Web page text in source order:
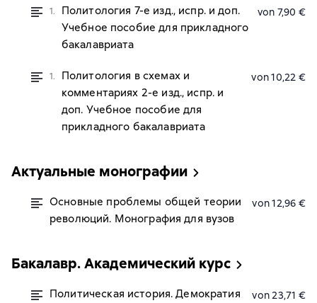
1.
Политология 7-е изд., испр. и доп.
Учебное пособие для прикладного
бакалавриата
von 7,90 €
1.
Политология в схемах и
комментариях 2-е изд., испр. и
доп. Учебное пособие для
прикладного бакалавриата
von 10,22 €
Актуальные монографии
Основные проблемы общей теории
революций. Монография для вузов
von 12,96 €
Бакалавр. Академический курс
Политическая история. Демократия
von 23,71 €